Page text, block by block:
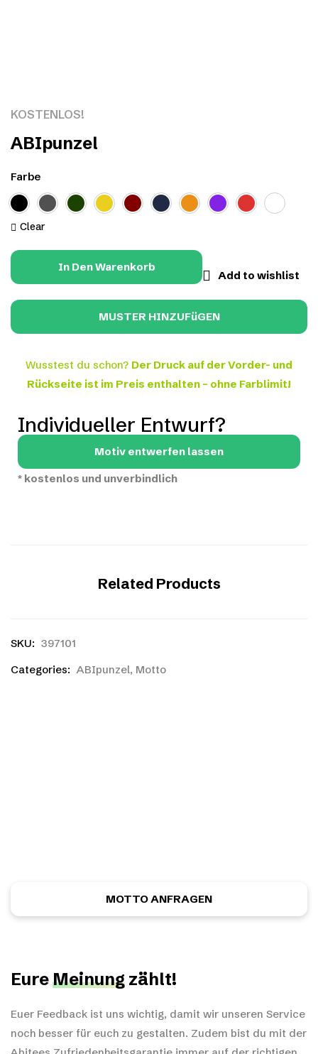
KOSTENLOS!
ABIpunzel
Farbe
Clear
In Den Warenkorb
Add to wishlist
Wusstest du schon? Der Druck auf der Vorder- und
Rückseite ist im Preis enthalten – ohne Farblimit!
Individueller Entwurf?
Motiv entwerfen lassen
* kostenlos und unverbindlich
Related Products
SKU: 397101
Categories: ABIpunzel, Motto
MOTTO ANFRAGEN
EureMeinung zählt!
Euer Feedback ist uns wichtig, damit wir unseren Service
noch besser für euch zu gestalten. Zudem bist du mit der